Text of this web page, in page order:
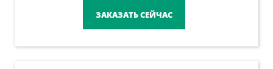
ЗАКАЗАТЬ СЕЙЧАС